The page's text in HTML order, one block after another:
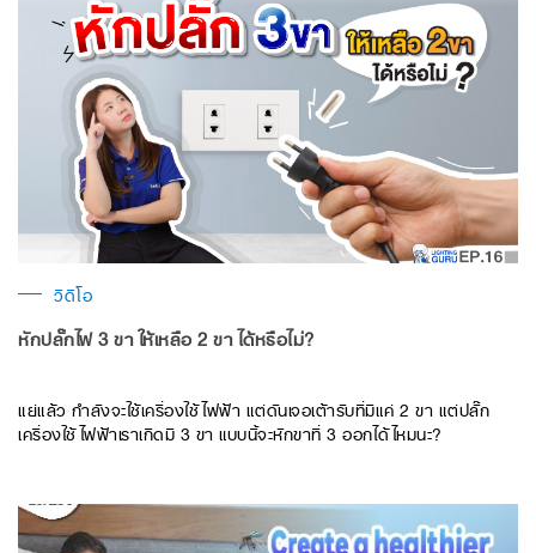
วิดีโอ
หักปลั๊กไฟ 3 ขา ให้เหลือ 2 ขา ได้หรือไม่?
แย่แล้ว กำลังจะใช้เครื่องใช้ไฟฟ้า แต่ดันเจอเต้ารับที่มีแค่ 2 ขา แต่ปลั๊ก
เครื่องใช้ไฟฟ้าเราเกิดมี 3 ขา แบบนี้จะหักขาที่ 3 ออกได้ไหมนะ?